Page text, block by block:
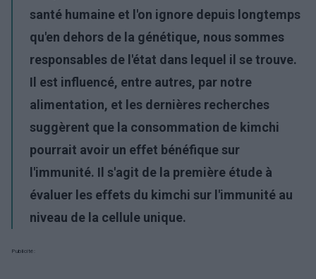
santé humaine et l'on ignore depuis longtemps
qu'en dehors de la génétique, nous sommes
responsables de l'état dans lequel il se trouve.
Il est influencé, entre autres, par notre
alimentation, et les dernières recherches
suggèrent que la consommation de kimchi
pourrait avoir un effet bénéfique sur
l'immunité. Il s'agit de la première étude à
évaluer les effets du kimchi sur l'immunité au
niveau de la cellule unique.
Publicité: